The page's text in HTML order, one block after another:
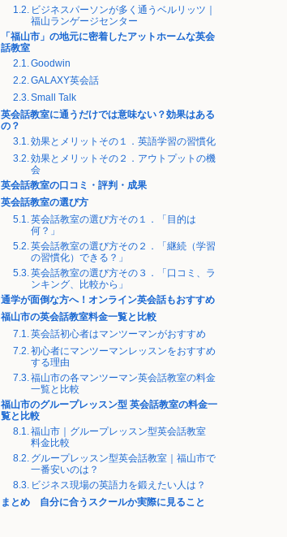
ビジネスパーソンが多く通うベルリッツ｜
福山ランゲージセンター
「福山市」の地元に密着したアットホームな英会
話教室
Goodwin
GALAXY英会話
Small Talk
英会話教室に通うだけでは意味ない？効果はある
の？
効果とメリットその１．英語学習の習慣化
効果とメリットその２．アウトプットの機
会
英会話教室の口コミ・評判・成果
英会話教室の選び方
英会話教室の選び方その１．「目的は
何？」
英会話教室の選び方その２．「継続（学習
の習慣化）できる？」
英会話教室の選び方その３．「口コミ、ラ
ンキング、比較から」
通学が面倒な方へ！オンライン英会話もおすすめ
福山市の英会話教室料金一覧と比較
英会話初心者はマンツーマンがおすすめ
初心者にマンツーマンレッスンをおすすめ
する理由
福山市の各マンツーマン英会話教室の料金
一覧と比較
福山市のグループレッスン型 英会話教室の料金一
覧と比較
福山市｜グループレッスン型英会話教室
料金比較
グループレッスン型英会話教室｜福山市で
一番安いのは？
ビジネス現場の英語力を鍛えたい人は？
まとめ 自分に合うスクールか実際に見ること